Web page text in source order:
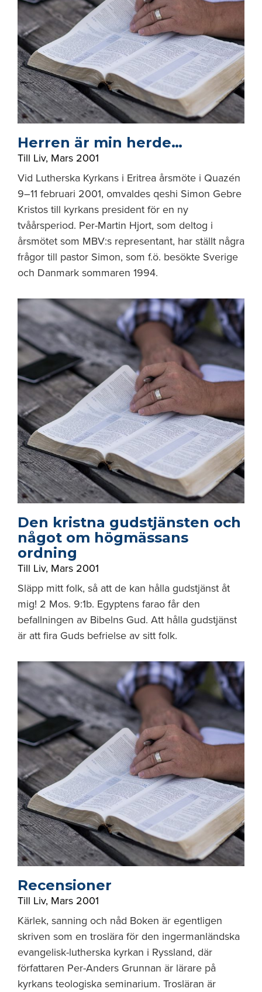
Herren är min herde…
Till Liv, Mars 2001
Vid Lutherska Kyrkans i Eritrea årsmöte i Quazén
9–11 februari 2001, omvaldes qeshi Simon Gebre
Kristos till kyrkans president för en ny
tvåårsperiod. Per-Martin Hjort, som deltog i
årsmötet som MBV:s representant, har ställt några
frågor till pastor Simon, som f.ö. besökte Sverige
och Danmark sommaren 1994.
Den kristna gudstjänsten och
något om högmässans
ordning
Till Liv, Mars 2001
Släpp mitt folk, så att de kan hålla gudstjänst åt
mig! 2 Mos. 9:1b. Egyptens farao får den
befallningen av Bibelns Gud. Att hålla gudstjänst
är att fira Guds befrielse av sitt folk.
Recensioner
Till Liv, Mars 2001
Kärlek, sanning och nåd Boken är egentligen
skriven som en troslära för den ingermanländska
evangelisk-lutherska kyrkan i Ryssland, där
författaren Per-Anders Grunnan är lärare på
kyrkans teologiska seminarium. Trosläran är